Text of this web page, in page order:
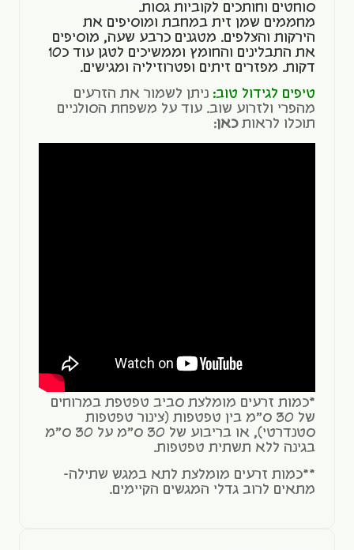
סוחטים וחותכים לקוביות גסות.
מחממים שמן זית במחבת ומוסיפים את
הירקות והצלפים. מטגנים כרבע שעה, מוסיפים
את התבלינים והחומץ וממשיכים לטגן עוד כ10
דקות. מפזרים זיתים ופטרוזיליה ומגישים.
טיפים לגידול טוב: ניתן לשמור את הזרעים
מהפרי ולזרוע שוב. עוד על משפחת הסולניים
תוכלו לראותכאן:
*כמות זרעים מומלצת סביב טפטפת במרוחים
של 30 ס"מ בין טפטפות (צינור טפטפות
סטנדרטי), או בריבוע של 30 ס"מ על 30 ס"מ
בגינה ללא תשתית טפטפות.
**כמות זרעים מומלצת לתא במגש שתילה-
מתאים לרוב גדלי המגשים הקיימים.